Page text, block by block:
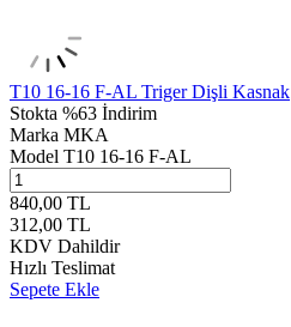
T10 16-16 F-AL Triger Dişli Kasnak
Stokta %63 İndirim
Marka MKA
Model T10 16-16 F-AL
840,00 TL
312,00 TL
KDV Dahildir
Hızlı Teslimat
Sepete Ekle